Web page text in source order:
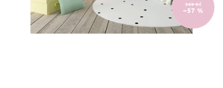
349 Kč
–57 %